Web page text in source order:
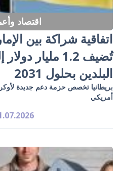
اقتصاد
اتفاقية شراكة بين
تُضيف 1.2 مليار
البلدين بحلول 2031
أمريكي